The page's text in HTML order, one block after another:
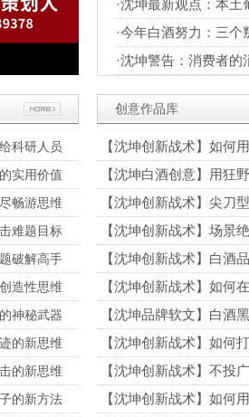
·沈坤最新观点：本
·今年白酒努力：三
·沈坤警告：消费者
科研人员
实用价值
畅游思维
难题目标
破解高手
造性思维
神秘武器
的新思维
的新思维
的新方法
创意作品库
【沈坤创新战术】如何
【沈坤白酒创意】用狂
【沈坤创新战术】尖刀
【沈坤创新战术】场景
【沈坤创新战术】白酒
【沈坤创新战术】如何
【沈坤品牌软文】白酒
【沈坤创新战术】如何
【沈坤创新战术】不投
【沈坤创新战术】如何